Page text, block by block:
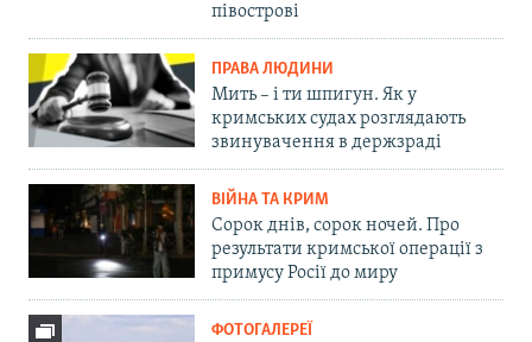
півострові
ПРАВА ЛЮДИНИ
Мить – і ти шпигун. Як у
кримських судах розглядають
звинувачення в держзраді
ВІЙНА ТА КРИМ
Сорок днів, сорок ночей. Про
результати кримської операції з
примусу Росії до миру
ФОТОГАЛЕРЕЇ